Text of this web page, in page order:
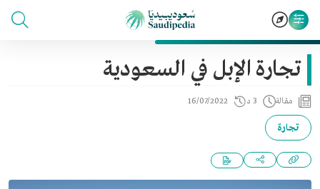
تجارة الإبل في السعودية
مقالة 3 د 16/07/2022
تجارة